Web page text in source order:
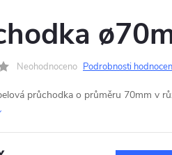
Neohodnoceno Podrobnosti
průchodka o průměru 70mm v